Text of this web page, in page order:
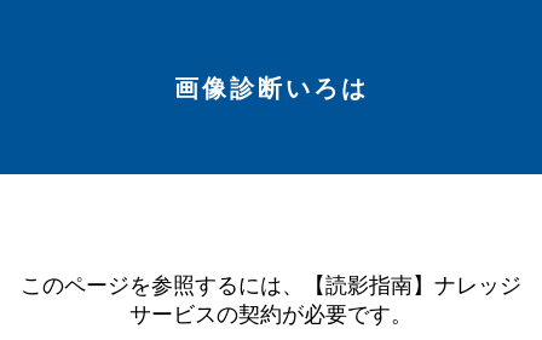
画像診断いろは
このページを参照するには、【読影指南】ナレッジ
サービスの契約が必要です。